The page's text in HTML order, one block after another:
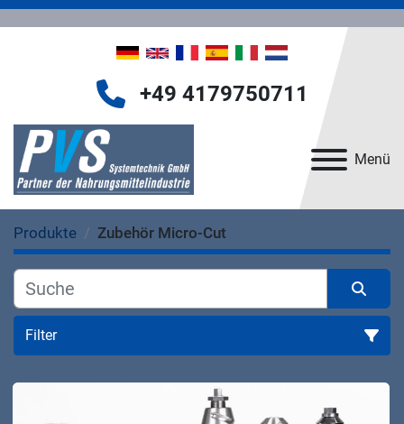
Menü
+49 4179750711
Produkte Zubehör Micro-Cut
Filter
Zubehör Micro-Cut (4)